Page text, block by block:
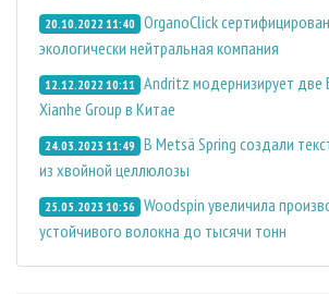
20.10.2022 11:40 OrganoClick
экологически нейтральная компания
12.12.2022 10:11 Andritz модернизирует
Xianhe Group в Китае
24.03.2023 11:49 В Metsä Spring создали
из хвойной целлюлозы
25.05.2023 10:56 Woodspin увеличила
устойчивого волокна до тысячи тонн